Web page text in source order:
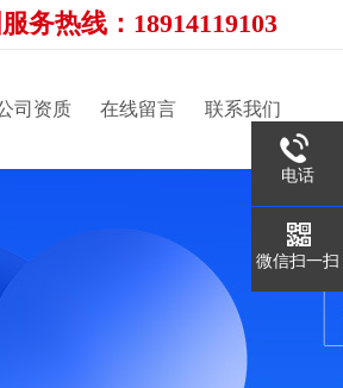
务热线：18914119103
司资质 在线留言 联系我们
电话
微信扫一扫